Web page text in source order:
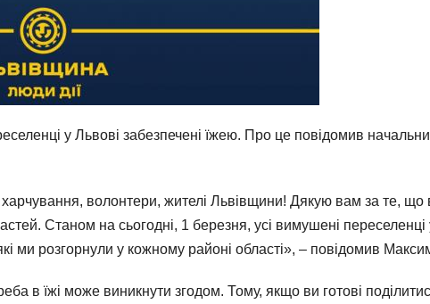
у Львові забезпечені їжею. Про це повідомив
волонтери, жителі Львівщини! Дякую вам за те,
Станом на сьогодні, 1 березня, усі вимушені
ми розгорнули у кожному районі області», – повідомив
в їжі може виникнути згодом. Тому, якщо ви готові